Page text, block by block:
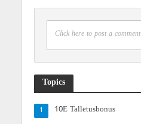
Click here to post a comment
Topics
10E Talletusbonus
1